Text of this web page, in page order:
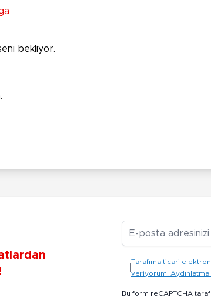
bekliyor.
Tarafıma ticari
veriyorum. Aydınlatma
Bu form reCAPTCHA